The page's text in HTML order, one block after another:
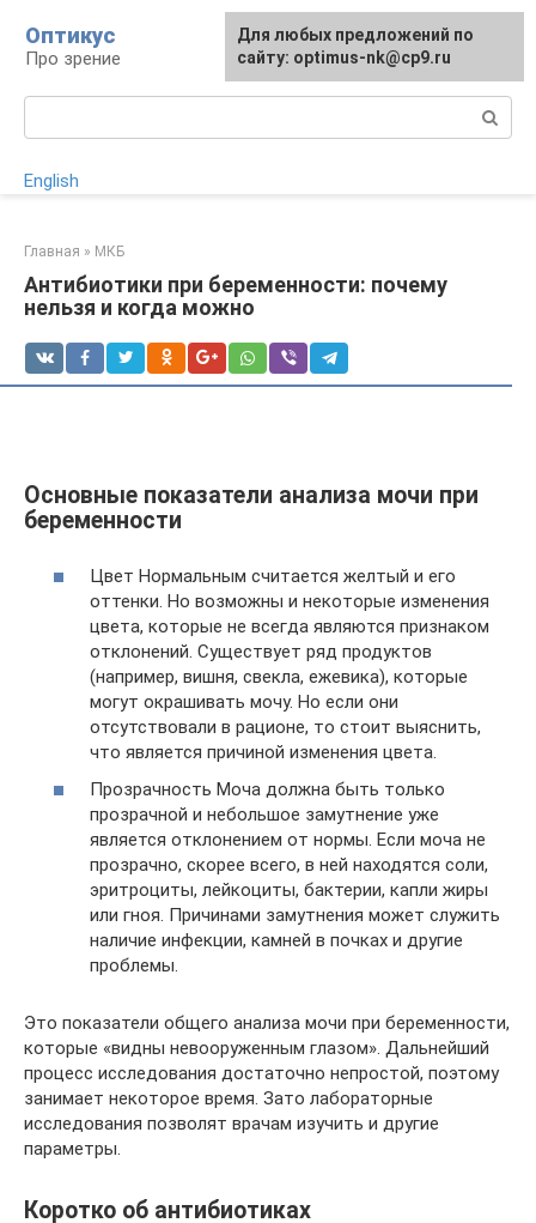
контенту
Оптикус
Про зрение
English
Главная » МКБ
Антибиотики при беременности: почему
нельзя и когда можно
Основные показатели анализа мочи при
беременности
Цвет Нормальным считается желтый и его
оттенки. Но возможны и некоторые изменения
цвета, которые не всегда являются признаком
отклонений. Существует ряд продуктов
(например, вишня, свекла, ежевика), которые
могут окрашивать мочу. Но если они
отсутствовали в рационе, то стоит выяснить,
что является причиной изменения цвета.
Прозрачность Моча должна быть только
прозрачной и небольшое замутнение уже
является отклонением от нормы. Если моча не
прозрачно, скорее всего, в ней находятся соли,
эритроциты, лейкоциты, бактерии, капли жиры
или гноя. Причинами замутнения может служить
наличие инфекции, камней в почках и другие
проблемы.
Это показатели общего анализа мочи при беременности,
которые «видны невооруженным глазом». Дальнейший
процесс исследования достаточно непростой, поэтому
занимает некоторое время. Зато лабораторные
исследования позволят врачам изучить и другие
параметры.
Коротко об антибиотиках
Для любых предложений по
сайту: optimus-nk@cp9.ru